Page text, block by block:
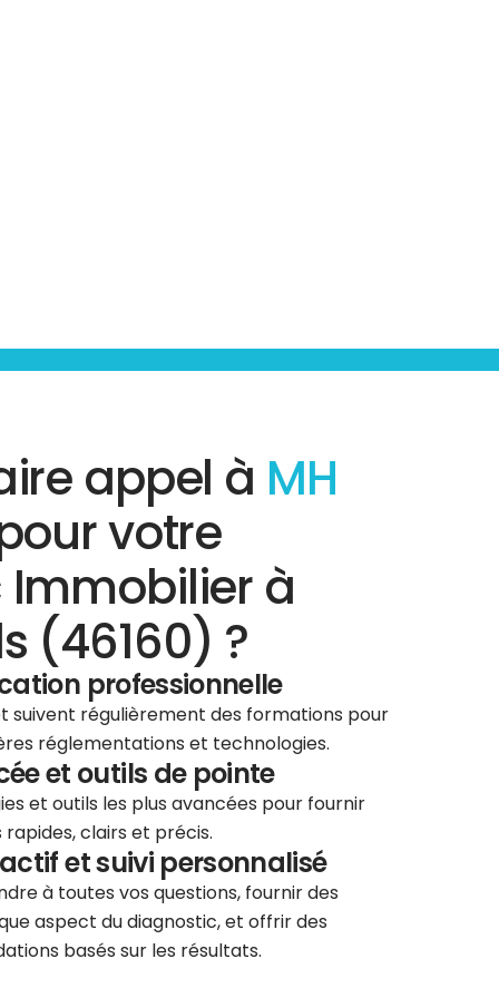
appel à MH
votre
à
(46160) ?
professionnelle
suivent régulièrement des formations pour
réglementations et technologies.
et outils de pointe
et outils les plus avancées pour fournir
clairs et précis.
et suivi personnalisé
à toutes vos questions, fournir des
aspect du diagnostic, et offrir des
basés sur les résultats.